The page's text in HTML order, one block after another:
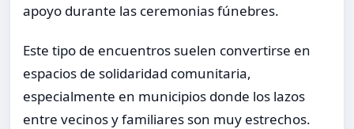
apoyo durante las ceremonias fúnebres.
Este tipo de encuentros suelen convertirse en
espacios de solidaridad comunitaria,
especialmente en municipios donde los lazos
entre vecinos y familiares son muy estrechos.